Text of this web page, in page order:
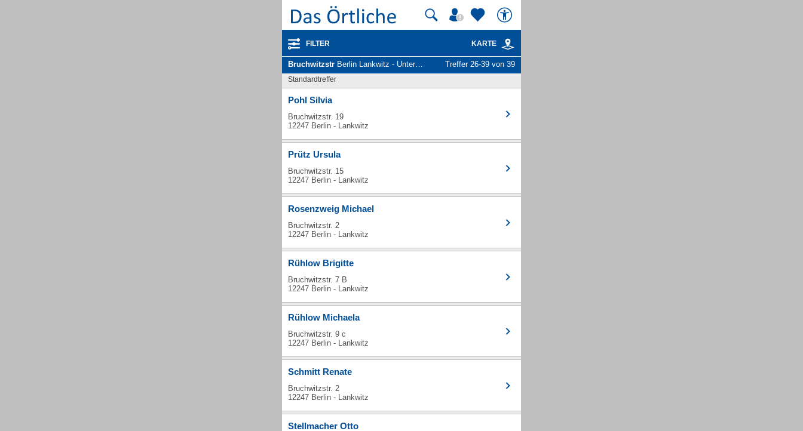
FILTER KARTE
Bruchwitzstr Berlin Lankwitz - Unternehmen und Personen Treffer 26-39 von 39
Standardtreffer
Pohl Silvia
Bruchwitzstr. 19
12247 Berlin - Lankwitz
Prütz Ursula
Bruchwitzstr. 15
12247 Berlin - Lankwitz
Rosenzweig Michael
Bruchwitzstr. 2
12247 Berlin - Lankwitz
Rühlow Brigitte
Bruchwitzstr. 7 B
12247 Berlin - Lankwitz
Rühlow Michaela
Bruchwitzstr. 9 c
12247 Berlin - Lankwitz
Schmitt Renate
Bruchwitzstr. 2
12247 Berlin - Lankwitz
Stellmacher Otto